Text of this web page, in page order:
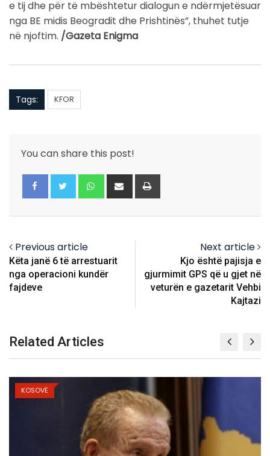
e tij dhe për të mbështetur dialogun e ndërmjetësuar
nga BE midis Beogradit dhe Prishtinës”, thuhet tutje
në njoftim. /Gazeta Enigma
Tags: KFOR
You can share this post!
Whatsapp
Share
via
Previous article
Këta janë 6 të arrestuarit
nga operacioni kundër
fajdeve
Next article
Kjo është pajisja e
gjurmimit GPS që u gjet në
veturën e gazetarit Vehbi
Kajtazi
Related Articles
KOSOVË